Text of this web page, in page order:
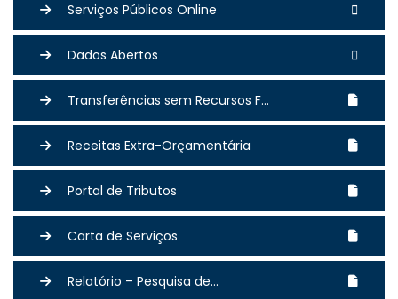
Serviços Públicos Online
Dados Abertos
Transferências sem Recursos F...
Receitas Extra-Orçamentária
Portal de Tributos
Carta de Serviços
Relatório – Pesquisa de...